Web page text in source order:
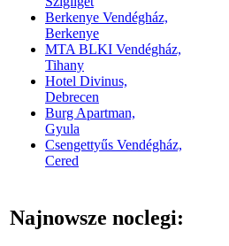
Berkenye Vendégház,
Berkenye
MTA BLKI Vendégház,
Tihany
Hotel Divinus,
Debrecen
Burg Apartman,
Gyula
Csengettyűs Vendégház,
Cered
Najnowsze noclegi: